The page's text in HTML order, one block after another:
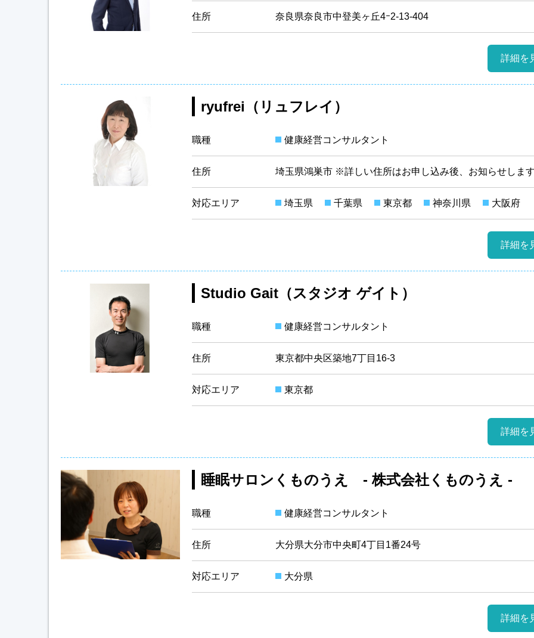
住所 奈良県奈良市中登美ヶ丘4ｰ2-13-404
詳細を
ryufrei（リュフレイ）
職種 健康経営コンサルタント
住所 埼玉県鴻巣市 ※詳しい住所はお申し込み後、お知らせしま
対応エリア 埼玉県 千葉県 東京都 神奈川県 大阪府
詳細を
Studio Gait（スタジオ ゲイト）
職種 健康経営コンサルタント
住所 東京都中央区築地7丁目16-3
対応エリア 東京都
詳細を
睡眠サロンくものうえ - 株式会社くものうえ -
職種 健康経営コンサルタント
住所 大分県大分市中央町4丁目1番24号
対応エリア 大分県
詳細を